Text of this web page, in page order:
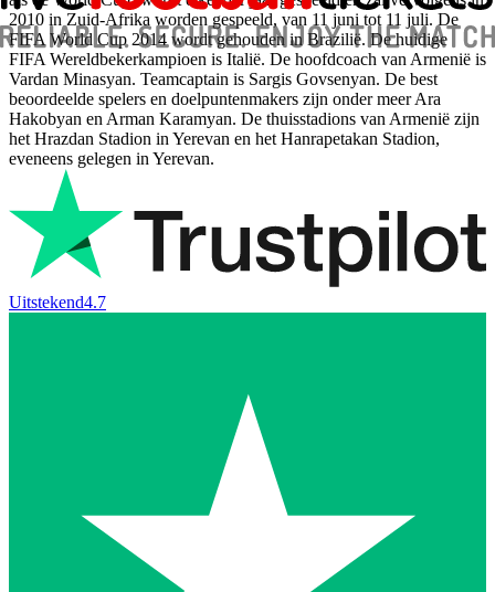
2010 in Zuid-Afrika worden gespeeld, van 11 juni tot 11 juli. De
FIFA World Cup 2014 wordt gehouden in Brazilië. De huidige
FIFA Wereldbekerkampioen is Italië. De hoofdcoach van Armenië is
Vardan Minasyan. Teamcaptain is Sargis Govsenyan. De best
beoordeelde spelers en doelpuntenmakers zijn onder meer Ara
Hakobyan en Arman Karamyan. De thuisstadions van Armenië zijn
het Hrazdan Stadion in Yerevan en het Hanrapetakan Stadion,
eveneens gelegen in Yerevan.
Uitstekend4.7